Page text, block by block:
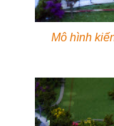
Mô hình